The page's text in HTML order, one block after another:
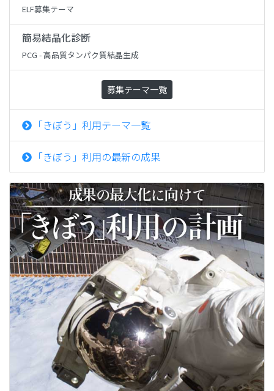
ELF募集テーマ
簡易結晶化診断
PCG - 高品質タンパク質結晶生成
募集テーマ一覧
「きぼう」利用テーマ一覧
「きぼう」利用の最新の成果